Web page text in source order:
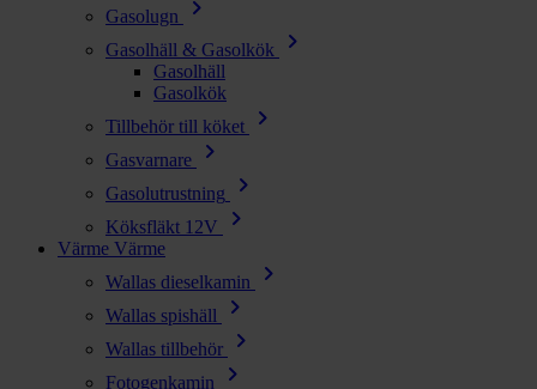
Gasolugn
chevron_right
Gasolhäll & Gasolkök chevron_right
Gasolhäll
Gasolkök
Tillbehör till köket
chevron_right
Gasvarnare chevron_right
Gasolutrustning chevron_right
Köksfläkt 12V chevron_right
Värme Värme
Wallas dieselkamin
chevron_right
Wallas spishäll chevron_right
Wallas tillbehör chevron_right
Fotogenkamin chevron_right